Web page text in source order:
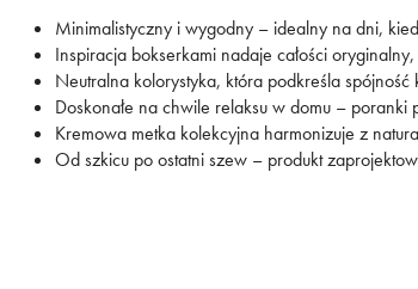
Minimalistyczny i wygodny – idealny na dni,
Inspiracja bokserkami nadaje całości
Neutralna kolorystyka, która podkreśla spójność
Doskonałe na chwile relaksu w domu –
Kremowa metka kolekcyjna harmonizuje z
Od szkicu po ostatni szew – produkt